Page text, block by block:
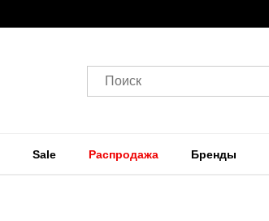
Поиск
Sale Распродажа Бренды